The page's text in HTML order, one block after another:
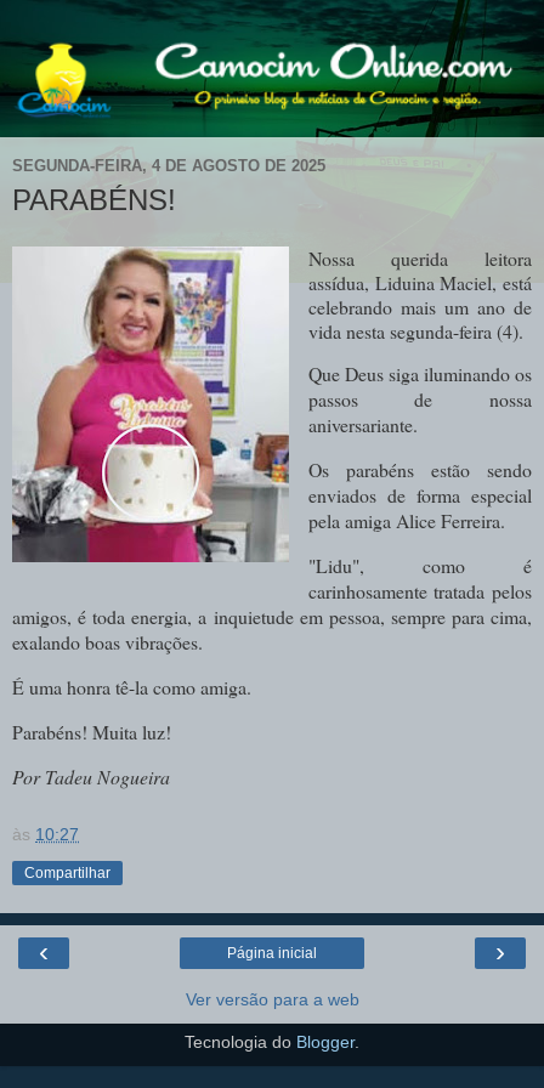
SEGUNDA-FEIRA, 4 DE AGOSTO DE 2025
PARABÉNS!
Nossa querida leitora
assídua, Liduina Maciel, está
celebrando mais um ano de
vida nesta segunda-feira (4).
Que Deus siga iluminando os
passos de nossa
aniversariante.
Os parabéns estão sendo
enviados de forma especial
pela amiga Alice Ferreira.
"Lidu", como é
carinhosamente tratada pelos
amigos, é toda energia, a inquietude em pessoa, sempre para cima,
exalando boas vibrações.
É uma honra tê-la como amiga.
Parabéns! Muita luz!
Por Tadeu Nogueira
às 10:27
Compartilhar
‹ ›
Página inicial
Ver versão para a web
Tecnologia do Blogger.